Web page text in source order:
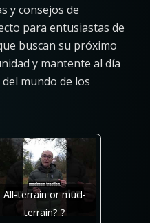
y consejos de
para entusiastas de
buscan su próximo
y mantente al día
mundo de los
All-terrain or mud-
terrain? ?